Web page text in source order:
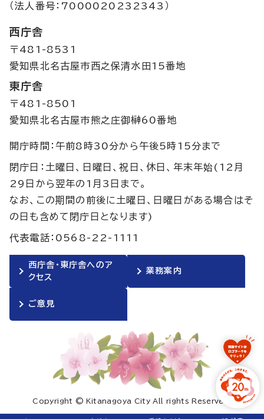
（法人番号：7000020232343）
西庁舎
〒481-8531
愛知県北名古屋市西之保清水田15番地
東庁舎
〒481-8501
愛知県北名古屋市熊之庄御榊60番地
開庁時間：午前8時30分から午後5時15分まで
閉庁日：土曜日、日曜日、祝日、休日、年末年始(12月
29日から翌年の1月3日まで。
なお、この期間の前後に土曜日、日曜日がある場合はそ
の日も含めて閉庁日となります)
代表電話：0568-22-1111
西庁舎・東庁舎へのア
クセス
業務案内
ご意見
Copyright © Kitanagoya City All rights Reserved.